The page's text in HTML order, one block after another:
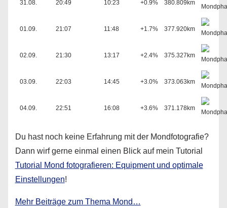
31.08. 20:49 10:23 +0.9% 380.809km
01.09. 21:07 11:48 +1.7% 377.920km
02.09. 21:30 13:17 +2.4% 375.327km
03.09. 22:03 14:45 +3.0% 373.063km
04.09. 22:51 16:08 +3.6% 371.178km
Du hast noch keine Erfahrung mit der Mondfotografie?
Dann wirf gerne einmal einen Blick auf mein Tutorial
Tutorial Mond fotografieren: Equipment und optimale
Einstellungen!
Mehr Beiträge zum Thema Mond…